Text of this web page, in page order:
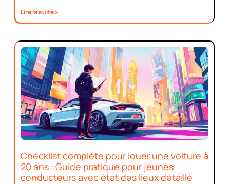
Lire la suite »
Checklist complète pour louer une voiture à
20 ans : Guide pratique pour jeunes
conducteurs avec état des lieux détaillé